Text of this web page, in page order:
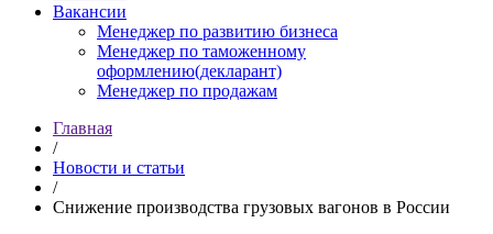
Вакансии
Менеджер по развитию бизнеса
Менеджер по таможенному
оформлению(декларант)
Менеджер по продажам
Главная
/
Новости и статьи
/
Снижение производства грузовых вагонов в России